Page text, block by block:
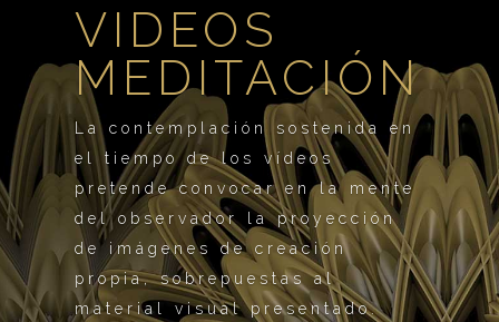
VIDEOS
MEDITACIÓN
La contemplación sostenida en
el tiempo de los vídeos
pretende convocar en la mente
del observador la proyección
de imágenes de creación
propia, sobrepuestas al
material visual presentado.